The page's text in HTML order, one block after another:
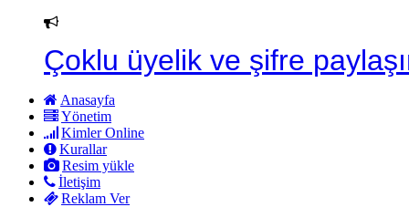
Çoklu üyelik ve şifre
Anasayfa
Yönetim
Kimler Online
Kurallar
Resim yükle
İletişim
Reklam Ver